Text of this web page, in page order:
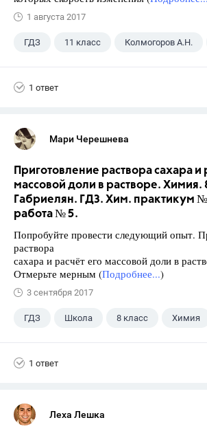
1 августа 2017
ГДЗ 11 класс Колмогоров А.Н.
1 ответ
Мари Черешнева
Приготовление раствора сахара и
массовой доли в растворе. Химия.
Габриелян. ГДЗ. Хим. практикум
работа № 5.
Попробуйте провести следующий опыт.
раствора
сахара и расчёт его массовой доли в
Отмерьте мерным (Подробнее...)
3 сентября 2017
ГДЗ Школа 8 класс Химия
1 ответ
Леха Лешка